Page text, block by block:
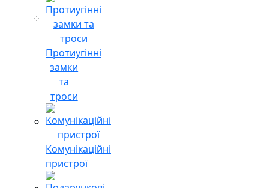
Протиугінні
замки
та
троси
Комунікаційні
пристрої